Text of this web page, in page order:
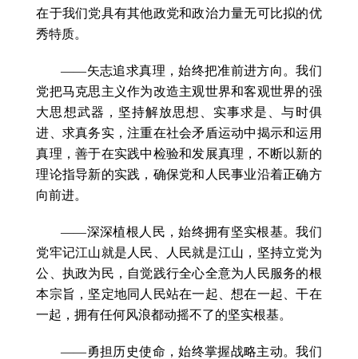
在于我们党具有其他政党和政治力量无可比拟的优
秀特质。
——矢志追求真理，始终把准前进方向。我们
党把马克思主义作为改造主观世界和客观世界的强
大思想武器，坚持解放思想、实事求是、与时俱
进、求真务实，注重在社会矛盾运动中揭示和运用
真理，善于在实践中检验和发展真理，不断以新的
理论指导新的实践，确保党和人民事业沿着正确方
向前进。
——深深植根人民，始终拥有坚实根基。我们
党牢记江山就是人民、人民就是江山，坚持立党为
公、执政为民，自觉践行全心全意为人民服务的根
本宗旨，坚定地同人民站在一起、想在一起、干在
一起，拥有任何风浪都动摇不了的坚实根基。
——勇担历史使命，始终掌握战略主动。我们